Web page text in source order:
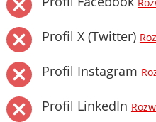
Profil X (Twitter)
Profil Instagram
Profil LinkedIn